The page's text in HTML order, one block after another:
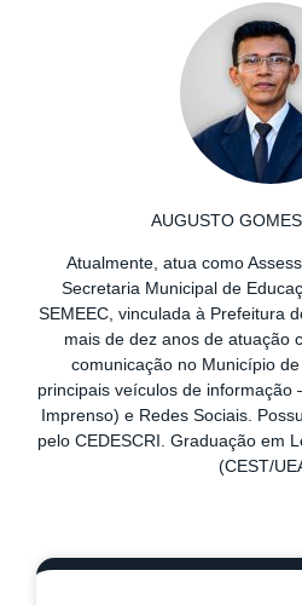
AUGUSTO
Atualmente, atua como
Secretaria Municipal de
SEMEEC, vinculada à Prefeitura
mais de dez anos de atuação
comunicação no Município
principais veículos de informação
Imprenso) e Redes Sociais.
pelo CEDESCRI. Graduação em
(CEST/